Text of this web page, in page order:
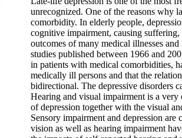
unrecognized. One of the reasons why
comorbidity. In elderly people,
cognitive impairment, causing
outcomes of many medical illnesses
studies published between 1966 and
in patients with medical comorbidities,
medically ill persons and that the
bidirectional. The depressive disorders
Hearing and visual impairment is a
of depression together with the visual
Sensory impairment and depression
vision as well as hearing impairment